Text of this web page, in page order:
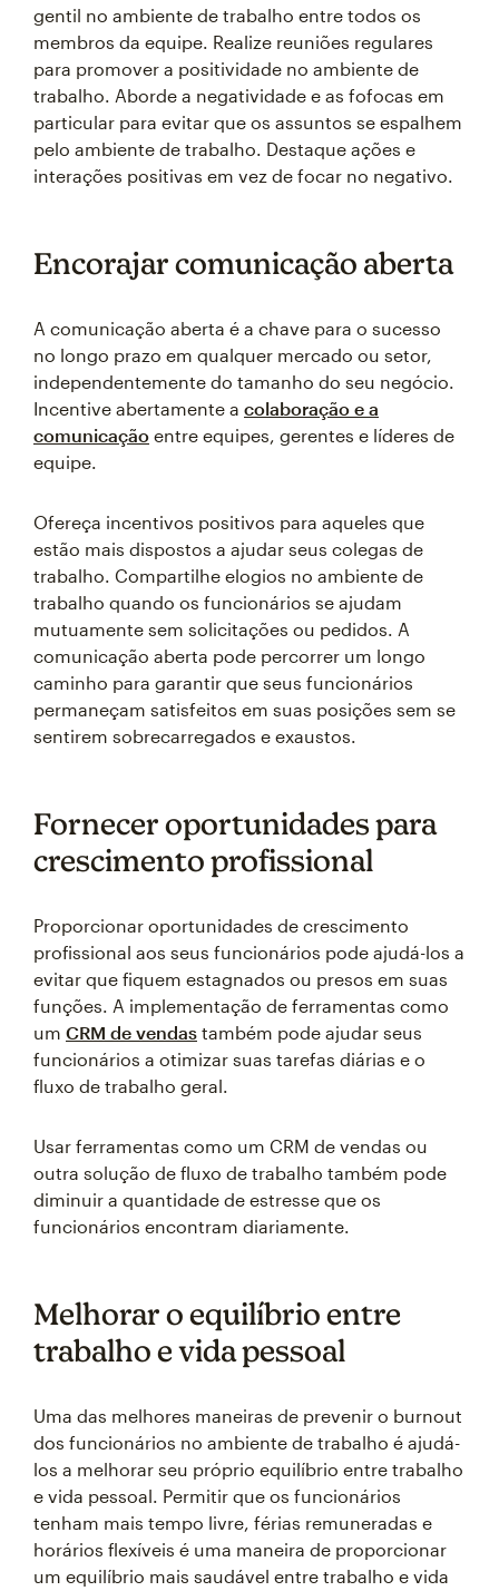
gentil no ambiente de trabalho entre todos os
membros da equipe. Realize reuniões regulares
para promover a positividade no ambiente de
trabalho. Aborde a negatividade e as fofocas em
particular para evitar que os assuntos se espalhem
pelo ambiente de trabalho. Destaque ações e
interações positivas em vez de focar no negativo.
Encorajar comunicação aberta
A comunicação aberta é a chave para o sucesso
no longo prazo em qualquer mercado ou setor,
independentemente do tamanho do seu negócio.
Incentive abertamente a colaboração e a
comunicação entre equipes, gerentes e líderes de
equipe.
Ofereça incentivos positivos para aqueles que
estão mais dispostos a ajudar seus colegas de
trabalho. Compartilhe elogios no ambiente de
trabalho quando os funcionários se ajudam
mutuamente sem solicitações ou pedidos. A
comunicação aberta pode percorrer um longo
caminho para garantir que seus funcionários
permaneçam satisfeitos em suas posições sem se
sentirem sobrecarregados e exaustos.
Fornecer oportunidades para
crescimento profissional
Proporcionar oportunidades de crescimento
profissional aos seus funcionários pode ajudá-los a
evitar que fiquem estagnados ou presos em suas
funções. A implementação de ferramentas como
um CRM de vendas também pode ajudar seus
funcionários a otimizar suas tarefas diárias e o
fluxo de trabalho geral.
Usar ferramentas como um CRM de vendas ou
outra solução de fluxo de trabalho também pode
diminuir a quantidade de estresse que os
funcionários encontram diariamente.
Melhorar o equilíbrio entre
trabalho e vida pessoal
Uma das melhores maneiras de prevenir o burnout
dos funcionários no ambiente de trabalho é ajudá-
los a melhorar seu próprio equilíbrio entre trabalho
e vida pessoal. Permitir que os funcionários
tenham mais tempo livre, férias remuneradas e
horários flexíveis é uma maneira de proporcionar
um equilíbrio mais saudável entre trabalho e vida